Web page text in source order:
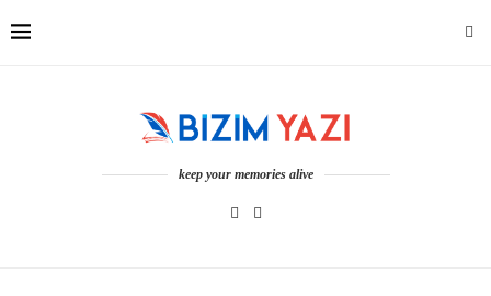
keep your memories alive